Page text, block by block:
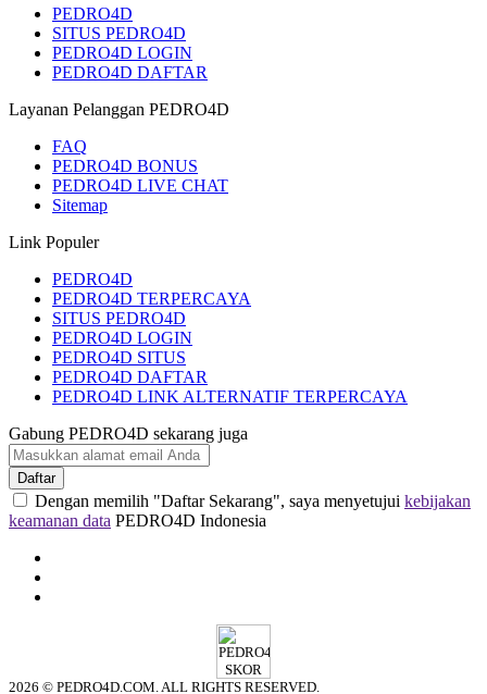
PEDRO4D
SITUS PEDRO4D
PEDRO4D LOGIN
PEDRO4D DAFTAR
Layanan Pelanggan PEDRO4D
FAQ
PEDRO4D BONUS
PEDRO4D LIVE CHAT
Sitemap
Link Populer
PEDRO4D
PEDRO4D TERPERCAYA
SITUS PEDRO4D
PEDRO4D LOGIN
PEDRO4D SITUS
PEDRO4D DAFTAR
PEDRO4D LINK ALTERNATIF TERPERCAYA
Gabung PEDRO4D sekarang juga
Daftar
Dengan memilih "Daftar Sekarang", saya menyetujui kebijakan
keamanan data PEDRO4D Indonesia
2026 © PEDRO4D.COM. ALL RIGHTS RESERVED.